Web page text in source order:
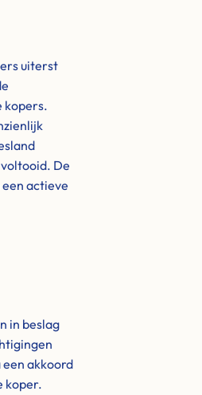
uiterst
kopers.
De
actieve
in beslag
akkoord
koper.